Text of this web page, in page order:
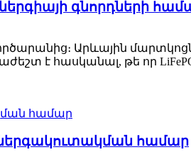
գնորդների
Արևային
է հասկանալ, թե որ
համար